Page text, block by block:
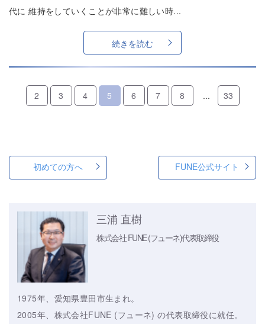
代に 維持をしていくことが非常に難しい時...
続きを読む
2 3 4 5 6 7 8 ... 33
初めての方へ FUNE公式サイト
三浦 直樹
株式会社 FUNE (フューネ)代表取締役
1975年、愛知県豊田市生まれ。
2005年、株式会社FUNE (フューネ) の代表取締役に就任。